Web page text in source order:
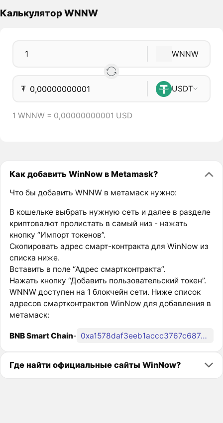
Калькулятор WNNW
WNNW
₮ USDT
1 WNNW = 0,00000000001 USD
Как добавить WinNow в Metamask?
Что бы добавить WNNW в метамаск нужно:
В кошельке выбрать нужную сеть и далее в разделе
криптовалют пролистать в самый низ - нажать
кнопку “Импорт токенов”.
Скопировать адрес смарт-контракта для WinNow из
списка ниже.
Вставить в поле “Адрес смартконтракта”.
Нажать кнопку “Добавить пользовательский токен”.
WNNW доступен на 1 блокчейн сети. Ниже список
адресов смартконтрактов WinNow для добавления в
метамаск:
BNB Smart Chain- 0xa1578daf3eeb1accc3767c687cd5a0d9df8b20cb
Где найти официальные сайты WinNow?